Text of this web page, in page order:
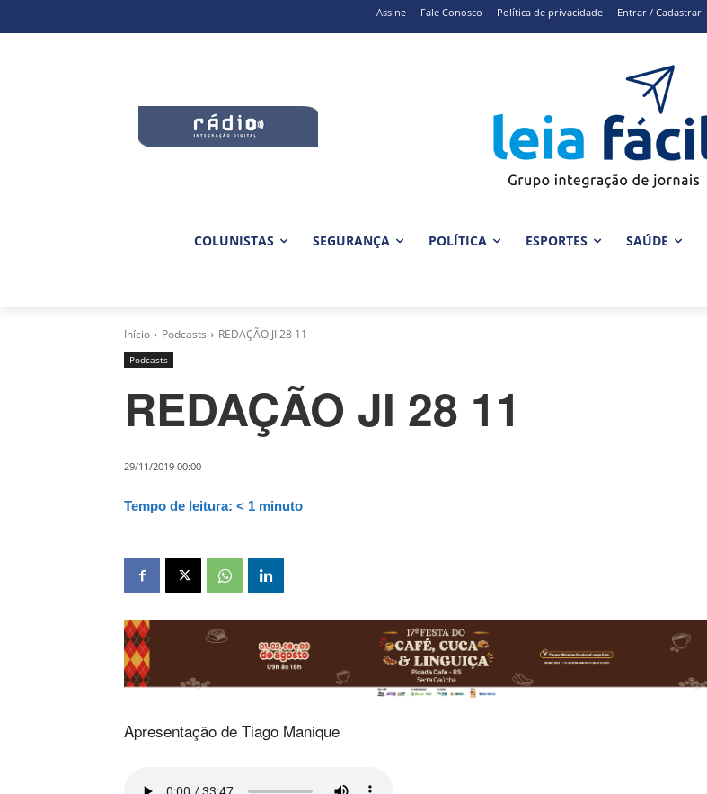
Assine Fale Conosco Política de privacidade Entrar / Cadastrar
COLUNISTAS SEGURANÇA POLÍTICA ESPORTES SAÚDE
Início Podcasts REDAÇÃO JI 28 11
Podcasts
REDAÇÃO JI 28 11
29/11/2019 00:00
Tempo de leitura: < 1 minuto
Apresentação de Tiago Manique